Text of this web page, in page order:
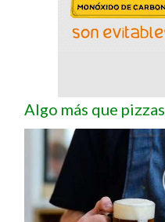
Algo más que pizzas